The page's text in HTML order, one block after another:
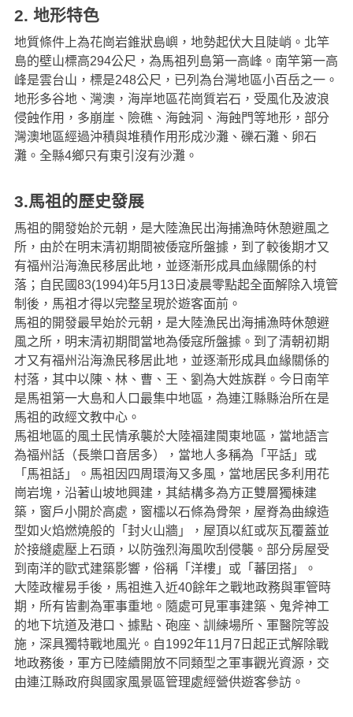
2. 地形特色
地質條件上為花崗岩錐狀島嶼，地勢起伏大且陡峭。北竿
島的壁山標高294公尺，為馬祖列島第一高峰。南竿第一高
峰是雲台山，標是248公尺，已列為台灣地區小百岳之一。
地形多谷地、灣澳，海岸地區花崗質岩石，受風化及波浪
侵蝕作用，多崩崖、險礁、海蝕洞、海蝕門等地形，部分
灣澳地區經過沖積與堆積作用形成沙灘、礫石灘、卵石
灘。全縣4鄉只有東引沒有沙灘。
3.馬祖的歷史發展
馬祖的開發始於元朝，是大陸漁民出海捕漁時休憩避風之
所，由於在明末清初期間被倭寇所盤據，到了較後期才又
有福州沿海漁民移居此地，並逐漸形成具血緣關係的村
落；自民國83(1994)年5月13日凌晨零點起全面解除入境管
制後，馬祖才得以完整呈現於遊客面前。
馬祖的開發最早始於元朝，是大陸漁民出海捕漁時休憩避
風之所，明末清初期間當地為倭寇所盤據。到了清朝初期
才又有福州沿海漁民移居此地，並逐漸形成具血緣關係的
村落，其中以陳、林、曹、王、劉為大姓族群。今日南竿
是馬祖第一大島和人口最集中地區，為連江縣縣治所在是
馬祖的政經文教中心。
馬祖地區的風土民情承襲於大陸福建閩東地區，當地語言
為福州話（長樂口音居多），當地人多稱為「平話」或
「馬祖話」。馬祖因四周環海又多風，當地居民多利用花
崗岩塊，沿著山坡地興建，其結構多為方正雙層獨棟建
築，窗戶小開於高處，窗櫺以石條為骨架，屋脊為曲線造
型如火焰燃燒般的「封火山牆」，屋頂以紅或灰瓦覆蓋並
於接縫處壓上石頭，以防強烈海風吹刮侵襲。部分房屋受
到南洋的歐式建築影響，俗稱「洋樓」或「蕃囝搭」。
大陸政權易手後，馬祖進入近40餘年之戰地政務與軍管時
期，所有皆劃為軍事重地。隨處可見軍事建築、鬼斧神工
的地下坑道及港口、據點、砲座、訓練場所、軍醫院等設
施，深具獨特戰地風光。自1992年11月7日起正式解除戰
地政務後，軍方已陸續開放不同類型之軍事觀光資源，交
由連江縣政府與國家風景區管理處經營供遊客參訪。